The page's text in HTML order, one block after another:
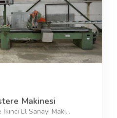
Makinesi
El Sanayi Maki...